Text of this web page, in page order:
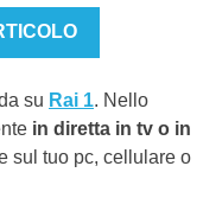
su Rai 1. Nello
in diretta in tv o in
sul tuo pc, cellulare o